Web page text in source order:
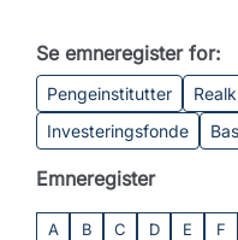
Se emneregister for:
Pengeinstitutter
Investeringsfonde
Emneregister
A B C D E F